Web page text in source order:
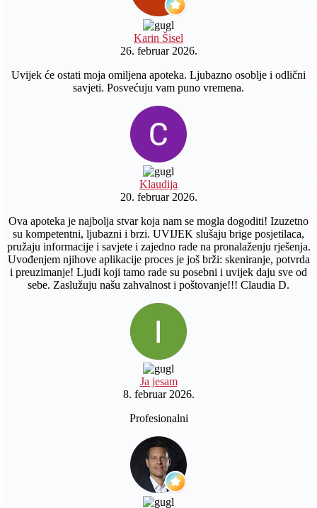
Karin Šisel
26. februar 2026.
Uvijek će ostati moja omiljena apoteka. Ljubazno osoblje i odlični
savjeti. Posvećuju vam puno vremena.
Klaudija
20. februar 2026.
Ova apoteka je najbolja stvar koja nam se mogla dogoditi! Izuzetno
su kompetentni, ljubazni i brzi. UVIJEK slušaju brige posjetilaca,
pružaju informacije i savjete i zajedno rade na pronalaženju rješenja.
Uvođenjem njihove aplikacije proces je još brži: skeniranje, potvrda
i preuzimanje! Ljudi koji tamo rade su posebni i uvijek daju sve od
sebe. Zaslužuju našu zahvalnost i poštovanje!!! Claudia D.
Ja jesam
8. februar 2026.
Profesionalni